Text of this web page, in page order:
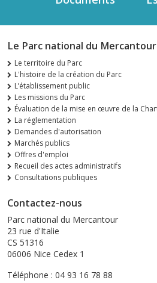
Le Parc national du Mercantour
Le territoire du Parc
L'histoire de la création du Parc
L’établissement public
Les missions du Parc
Évaluation de la mise en œuvre de la
La réglementation
Demandes d'autorisation
Marchés publics
Offres d'emploi
Recueil des actes administratifs
Consultations publiques
Contactez-nous
Parc national du Mercantour
23 rue d'Italie
CS 51316
06006 Nice Cedex 1
Téléphone : 04 93 16 78 88